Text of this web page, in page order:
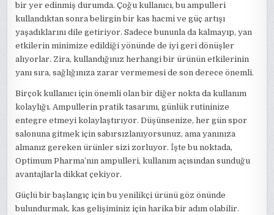
bir yer edinmiş durumda. Çoğu kullanıcı, bu ampulleri
kullandıktan sonra belirgin bir kas hacmi ve güç artışı
yaşadıklarını dile getiriyor. Sadece bununla da kalmayıp, yan
etkilerin minimize edildiği yönünde de iyi geri dönüşler
alıyorlar. Zira, kullandığınız herhangi bir ürünün etkilerinin
yanı sıra, sağlığınıza zarar vermemesi de son derece önemli.
Birçok kullanıcı için önemli olan bir diğer nokta da kullanım
kolaylığı. Ampullerin pratik tasarımı, günlük rutininize
entegre etmeyi kolaylaştırıyor. Düşünsenize, her gün spor
salonuna gitmek için sabırsızlanıyorsunuz, ama yanınıza
almanız gereken ürünler sizi zorluyor. İşte bu noktada,
Optimum Pharma’nın ampulleri, kullanım açısından sunduğu
avantajlarla dikkat çekiyor.
Güçlü bir başlangıç için bu yenilikçi ürünü göz önünde
bulundurmak, kas gelişiminiz için harika bir adım olabilir.